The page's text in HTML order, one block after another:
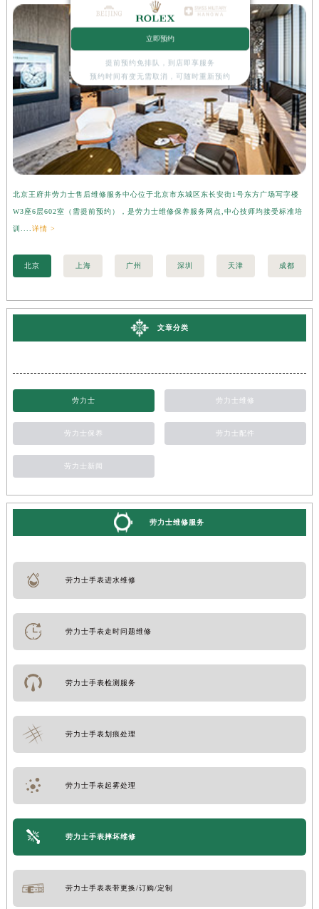
北京王府井劳力士售后维修服务中心位于北京市东城区东长安街1号东方广场写字楼
W3座6层602室（需提前预约），是劳力士维修保养服务网点,中心技师均接受标准培
训.... 详情 >
北京 上海 广州 深圳 天津 成都
文章分类
劳力士 劳力士维修
劳力士保养 劳力士配件
劳力士新闻
劳力士维修服务
劳力士手表进水维修
劳力士手表走时问题维修
劳力士手表检测服务
劳力士手表划痕处理
劳力士手表起雾处理
劳力士手表摔坏维修
劳力士手表表带更换/订购/定制
立即预约
提前预约免排队，到店即享服务
预约时间有变无需取消，可随时重新预约